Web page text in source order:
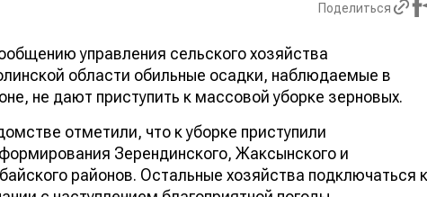
Поделиться
управления сельского хозяйства
области обильные осадки, наблюдаемые в
не дают приступить к массовой уборке зерновых.
отметили, что к уборке приступили
Зерендинского, Жаксынского и
районов. Остальные хозяйства подключаться к